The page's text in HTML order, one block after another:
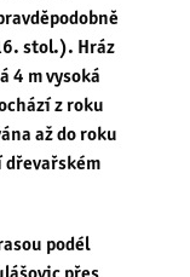
stol.). Hráz
4 m vysoká
z roku
až do roku
dřevařském
podél